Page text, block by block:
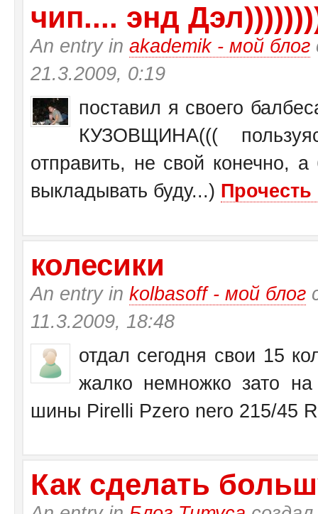
чип.... энд
An entry in akademik - мой блог
21.3.2009, 0:19
поставил я своего
КУЗОВЩИНА(((
отправить, не свой конечно,
выкладывать буду...)
колесики
An entry in kolbasoff - мой блог
11.3.2009, 18:48
отдал сегодня свои 15
жалко немножко зато
шины Pirelli Pzero nero 215/45
Как сделать